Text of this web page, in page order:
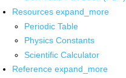
Resources expand_more
Periodic Table
Physics Constants
Scientific Calculator
Reference expand_more